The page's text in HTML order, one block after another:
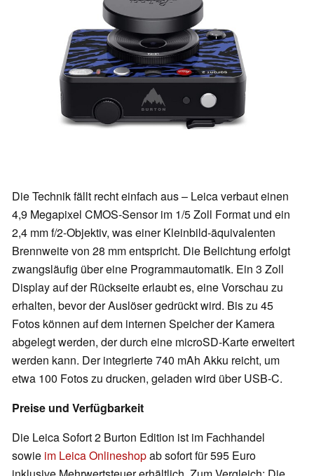
Die Technik fällt recht einfach aus – Leica verbaut einen
4,9 Megapixel CMOS-Sensor im 1/5 Zoll Format und ein
2,4 mm f/2-Objektiv, was einer Kleinbild-äquivalenten
Brennweite von 28 mm entspricht. Die Belichtung erfolgt
zwangsläufig über eine Programmautomatik. Ein 3 Zoll
Display auf der Rückseite erlaubt es, eine Vorschau zu
erhalten, bevor der Auslöser gedrückt wird. Bis zu 45
Fotos können auf dem internen Speicher der Kamera
abgelegt werden, der durch eine microSD-Karte erweitert
werden kann. Der integrierte 740 mAh Akku reicht, um
etwa 100 Fotos zu drucken, geladen wird über USB-C.
Preise und Verfügbarkeit
Die Leica Sofort 2 Burton Edition ist im Fachhandel
sowie im Leica Onlineshopab sofort für 595 Euro